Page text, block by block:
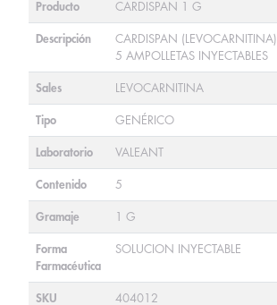
Producto CARDISPAN 1 G
Descripción
CARDISPAN
5 AMPOLLETAS INYECTABLES
Sales LEVOCARNITINA
Tipo GENÉRICO
Laboratorio VALEANT
Contenido 5
Gramaje 1 G
Forma
Farmacéutica
SOLUCION INYECTABLE
SKU 404012